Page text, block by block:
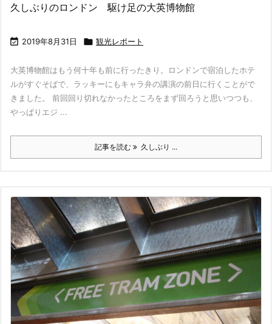
久しぶりのロンドン 駆け足の大英博物館
 2019年8月31日  観光レポート
大英博物館はもう何十年も前に行ったきり。ロンドンで宿泊したホテ
ルがすぐそばで、ラッキーにもキャラ弁の講演の前日に行くことがで
きました。 前回回り切れなかったところをまず回ろうと思いつつも、
やっぱりエジ ...
記事を読む 久しぶり ...